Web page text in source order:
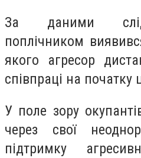
За даними
поплічником
якого агресор
співпраці на початку
У поле зору
через свої
підтримку